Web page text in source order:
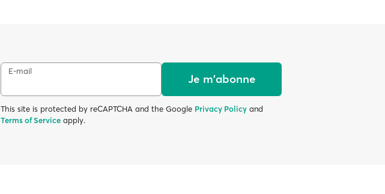
E-mail
Je m'abonne
This site is protected by reCAPTCHA and the Google Privacy Policy and
Terms of Service apply.